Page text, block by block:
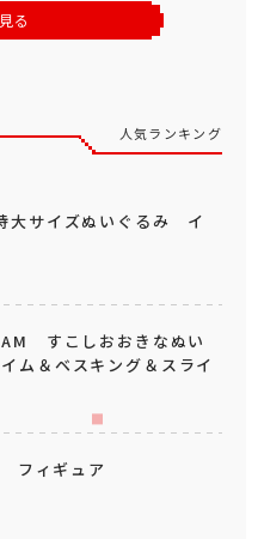
る
人気ランキング
大サイズぬいぐるみ イ
すこしおおきなぬい
ム＆ベスキング＆スライ
ィギュア